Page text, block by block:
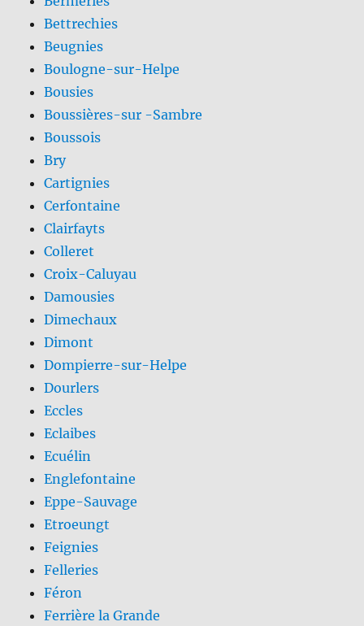
Bettrechies
Beugnies
Boulogne-sur-Helpe
Bousies
Boussières-sur -Sambre
Boussois
Bry
Cartignies
Cerfontaine
Clairfayts
Colleret
Croix-Caluyau
Damousies
Dimechaux
Dimont
Dompierre-sur-Helpe
Dourlers
Eccles
Eclaibes
Ecuélin
Englefontaine
Eppe-Sauvage
Etroeungt
Feignies
Felleries
Féron
Ferrière la Grande